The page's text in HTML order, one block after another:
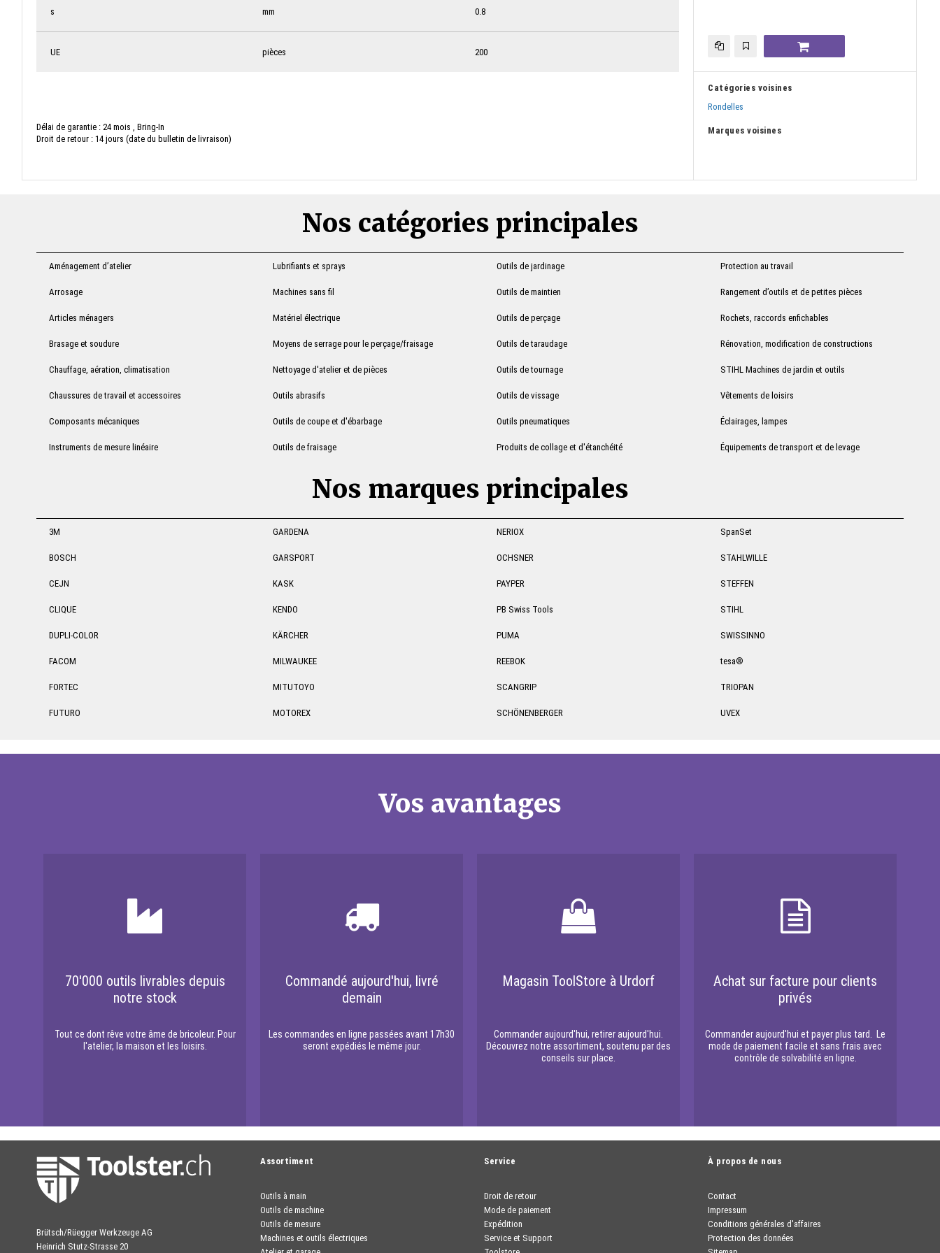
s mm 0.8
UE pièces 200
Délai de garantie : 24 mois , Bring-In
Droit de retour : 14 jours (date du bulletin de livraison)
Catégories voisines
Rondelles
Marques voisines
Nos catégories principales
Aménagement d’atelier
Arrosage
Articles ménagers
Brasage et soudure
Chauffage, aération, climatisation
Chaussures de travail et accessoires
Composants mécaniques
Instruments de mesure linéaire
Lubrifiants et sprays
Machines sans fil
Matériel électrique
Moyens de serrage pour le perçage/fraisage
Nettoyage d'atelier et de pièces
Outils abrasifs
Outils de coupe et d'ébarbage
Outils de fraisage
Outils de jardinage
Outils de maintien
Outils de perçage
Outils de taraudage
Outils de tournage
Outils de vissage
Outils pneumatiques
Produits de collage et d'étanchéité
Protection au travail
Rangement d’outils et de petites pièces
Rochets, raccords enfichables
Rénovation, modification de constructions
STIHL Machines de jardin et outils
Vêtements de loisirs
Éclairages, lampes
Équipements de transport et de levage
Nos marques principales
3M
BOSCH
CEJN
CLIQUE
DUPLI-COLOR
FACOM
FORTEC
FUTURO
GARDENA
GARSPORT
KASK
KENDO
KÄRCHER
MILWAUKEE
MITUTOYO
MOTOREX
NERIOX
OCHSNER
PAYPER
PB Swiss Tools
PUMA
REEBOK
SCANGRIP
SCHÖNENBERGER
SpanSet
STAHLWILLE
STEFFEN
STIHL
SWISSINNO
tesa®
TRIOPAN
UVEX
Vos avantages
70'000 outils livrables depuis
notre stock
Tout ce dont rêve votre âme de bricoleur. Pour
l'atelier, la maison et les loisirs.
Commandé aujourd'hui, livré
demain
Les commandes en ligne passées avant 17h30
seront expédiés le même jour.
Magasin ToolStore à Urdorf
Commander aujourd'hui, retirer aujourd'hui.
Découvrez notre assortiment, soutenu par des
conseils sur place.
Achat sur facture pour clients
privés
Commander aujourd'hui et payer plus tard. Le
mode de paiement facile et sans frais avec
contrôle de solvabilité en ligne.
Brütsch/Rüegger Werkzeuge AG
Heinrich Stutz-Strasse 20
Assortiment
Outils à main
Outils de machine
Outils de mesure
Machines et outils électriques
Service
Droit de retour
Mode de paiement
Expédition
Service et Support
À propos de nous
Contact
Impressum
Conditions générales d'affaires
Protection des données